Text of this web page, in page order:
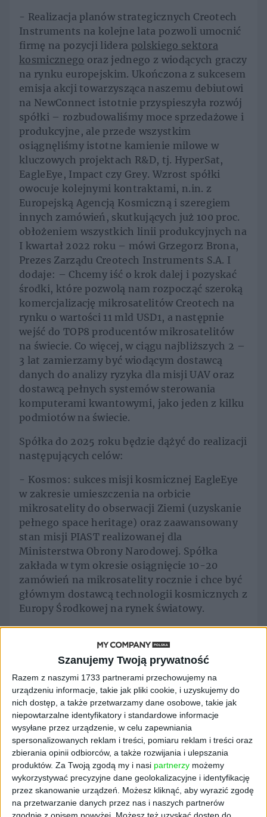
Szanujemy Twoją prywatność
Razem z naszymi 1733 partnerami przechowujemy na
urządzeniu informacje, takie jak pliki cookie, i uzyskujemy do
nich dostęp, a także przetwarzamy dane osobowe, takie jak
niepowtarzalne identyfikatory i standardowe informacje
wysyłane przez urządzenie, w celu zapewniania
spersonalizowanych reklam i treści, pomiaru reklam i treści oraz
zbierania opinii odbiorców, a także rozwijania i ulepszania
produktów. Za Twoją zgodą my i nasi partnerzy możemy
wykorzystywać precyzyjne dane geolokalizacyjne i identyfikację
przez skanowanie urządzeń. Możesz kliknąć, aby wyrazić zgodę
na przetwarzanie danych przez nas i naszych partnerów
- Realizacja planów strategicznych Creotech
Instruments na kolejne lata pozwoli umocnić
firmę na pozycji lidera polskiego sektora
kosmicznego oraz jednego z wiodących graczy
na rynku europejskim. Ukończona z sukcesem
emisja akcji towarzysząca naszemu debiutowi
na NewConnect istotnie przyspieszyła rozwój
spółki – rozbudowaliśmy moce sprzedażowe i
produkcyjne, ale przede wszystkim
osiągnęliśmy istotne kamienie milowe w
kluczowych projektach R&D, tj. HyperSat,
EagleEye, Impact czy Grey. Wzrost spółki
owocuje kolejnymi kontraktami, n.in. z
Europejską Agencją Kosmiczną i szeregiem
innych zamówień, skutkujących już 100 proc.
obłożeniem wszystkich linii produkcyjnych na
I kwartał 2022 roku – mówi Grzegorz Brona,
Prezes Zarządu Creotech Instruments S.A. I
dodaje: – Chcemy iść o krok dalej i pozyskać
środki, które pozwolą nam rozpocząć szeroką
komercjalizację mikrosatelitów Creotech na
rynku o wartości 11 mld USD1, a następnie
wejść do TOP8 producentów mikrosatelitów
na świecie. Co więcej, w ciągu najbliższych 2 –
3 lat zamierzamy być wiodącym dostawcą
danych do analizy ryzyka dla misji UAV oraz
dostawcą pełnych systemów sterowania
komputerami kwantowymi, jako jeden z kilku
podmiotów na świecie.
Spółka do 2025 roku będzie dążyć do realizacji
następujących celów:
- Kosmos: sukces misji kosmicznej EagleEye
w zakresie umieszczenia na orbicie
mikrosatelity do obserwacji Ziemi (uzyskanie
pełnego space heritage) oraz zaawansowany
stan misji PIAST realizowanej dla
Ministerstwa Obrony Narodowej. Spółka
zakłada w tym okresie osiągnięcie 10-20
zamówień na mikrosatelity rocznie i chce być
głównym dostawcą technologii kosmicznych z
Europy Środkowej na rynek światowy.
systemów do analizy ryzyka, planowania i
kontroli misji UAV (bezzałogowe statki
powietrzne) w Polsce i znaczący w Europie
oraz dążenie do bycia głównym polskim
oferentem produktów wsparcia na rynku UAV.
- Ziemia – dostawca pełnego systemu
sterowania dla komputerów kwantowych
(jeden z kilku podmiotów oferujących takie
rozwiązania na świecie), silna pozycja jednego
z najważniejszych integratorów danych
satelitarnych w Europie dzięki współpracy z
EUSPA i KE oraz wprowadzenie systemu